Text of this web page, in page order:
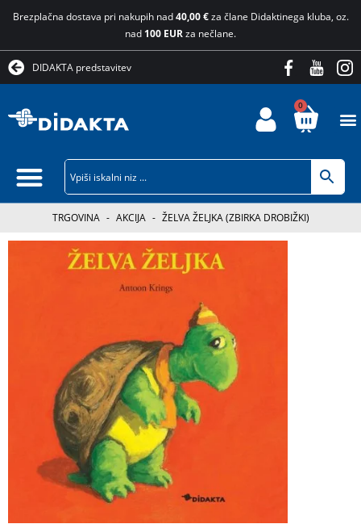
Brezplačna dostava pri nakupih nad40,00 €za člane Didaktinega kluba, oz.
nad 100 EURza nečlane.
DIDAKTA predstavitev
0
TRGOVINA - AKCIJA - ŽELVA ŽELJKA (ZBIRKA DROBIŽKI)